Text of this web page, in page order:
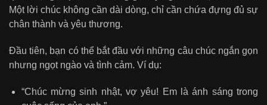
Một lời chúc không cần dài dòng, chỉ cần chứa đựng đủ sự
chân thành và yêu thương.
Đầu tiên, bạn có thể bắt đầu với những câu chúc ngắn gọn
nhưng ngọt ngào và tình cảm. Ví dụ:
“Chúc mừng sinh nhật, vợ yêu! Em là ánh sáng trong